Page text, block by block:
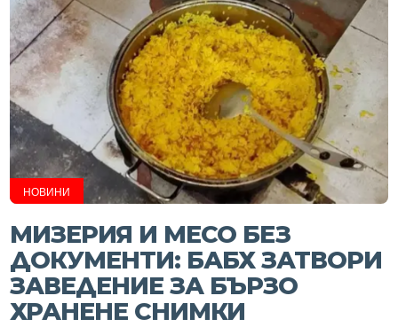
НОВИНИ
МИЗЕРИЯ И МЕСО БЕЗ
ДОКУМЕНТИ: БАБХ ЗАТВОРИ
ЗАВЕДЕНИЕ ЗА БЪРЗО
ХРАНЕНЕ СНИМКИ